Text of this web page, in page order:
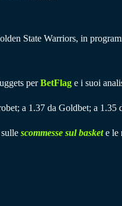
State Warriors, in
perBetFlag e i suoi
a 1.37 da Goldbet; a 1.35
scommesse sul baskete le